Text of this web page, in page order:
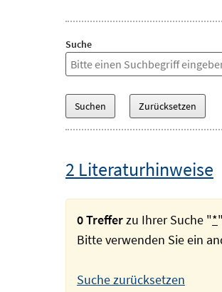
Suche
2 Literaturhinweise
0 Trefferzu Ihrer Suche "*
Bitte verwenden Sie ein
Suche zurücksetzen